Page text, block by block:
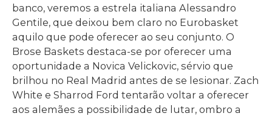
banco, veremos a estrela italiana Alessandro
Gentile, que deixou bem claro no Eurobasket
aquilo que pode oferecer ao seu conjunto. O
Brose Baskets destaca-se por oferecer uma
oportunidade a Novica Velickovic, sérvio que
brilhou no Real Madrid antes de se lesionar. Zach
White e Sharrod Ford tentarão voltar a oferecer
aos alemães a possibilidade de lutar, ombro a